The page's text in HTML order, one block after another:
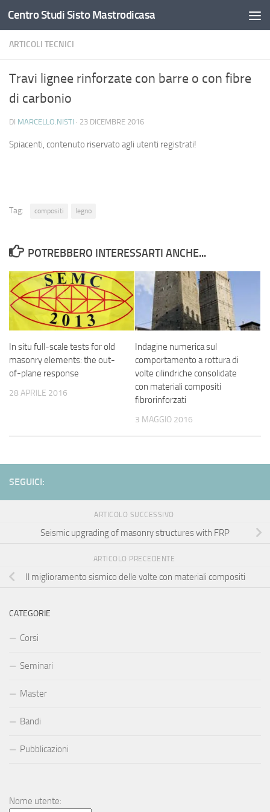
Salta al contenuto
Centro Studi Sisto Mastrodicasa
ARTICOLI TECNICI
Travi lignee rinforzate con barre o con fibre
di carbonio
DI MARCELLO.NISTI · 23 DICEMBRE 2016
Spiacenti, contenuto riservato agli utenti registrati!
Tag: compositi legno
POTREBBERO INTERESSARTI ANCHE...
In situ full-scale tests for old
masonry elements: the out-
of-plane response
28 APRILE 2016
Indagine numerica sul
comportamento a rottura di
volte cilindriche consolidate
con materiali compositi
fibrorinforzati
3 MAGGIO 2016
SEGUICI:
ARTICOLO SUCCESSIVO
Seismic upgrading of masonry structures with FRP
ARTICOLO PRECEDENTE
Il miglioramento sismico delle volte con materiali compositi
CATEGORIE
Corsi
Seminari
Master
Bandi
Pubblicazioni
Nome utente: